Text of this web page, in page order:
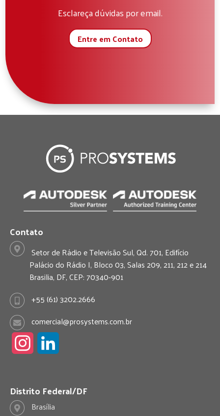
Esclareça dúvidas por email.
Entre em Contato
Contato
Setor de Rádio e Televisão Sul, Qd. 701, Edifício
Palácio do Rádio I, Bloco 03, Salas 209, 211, 212 e 214
Brasilia, DF, CEP: 70340-901
+55 (61) 3202.2666
comercial@prosystems.com.br
s
t
n
Distrito Federal/DF
Brasília